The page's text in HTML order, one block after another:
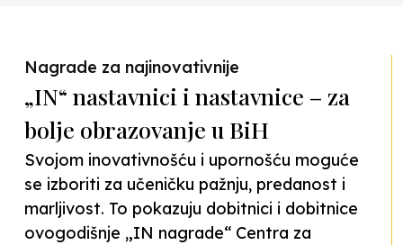
Nagrade za najinovativnije
„IN“ nastavnici i nastavnice – za
bolje obrazovanje u BiH
Svojom inovativnošću i upornošću moguće
se izboriti za učeničku pažnju, predanost i
marljivost. To pokazuju dobitnici i dobitnice
ovogodišnje „IN nagrade“ Centra za